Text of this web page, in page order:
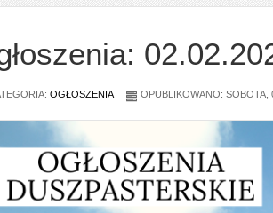
OGŁOSZENIA OPUBLIKOWANO: SOBOTA,